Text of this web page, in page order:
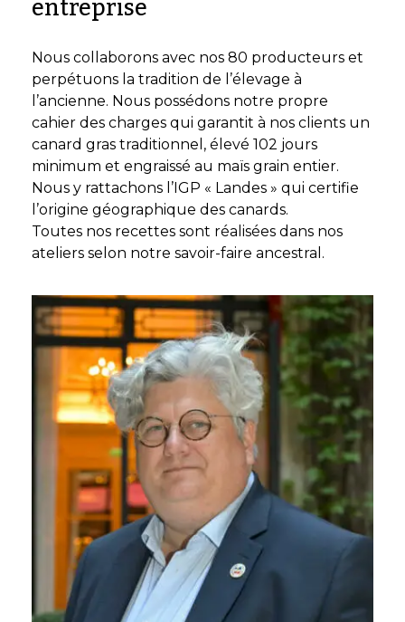
entreprise
Nous collaborons avec nos 80 producteurs et
perpétuons la tradition de l’élevage à
l’ancienne. Nous possédons notre propre
cahier des charges qui garantit à nos clients un
canard gras traditionnel, élevé 102 jours
minimum et engraissé au maïs grain entier.
Nous y rattachons l’IGP « Landes » qui certifie
l’origine géographique des canards.
Toutes nos recettes sont réalisées dans nos
ateliers selon notre savoir-faire ancestral.